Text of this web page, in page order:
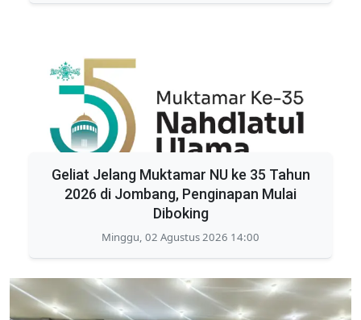
Geliat Jelang Muktamar NU ke 35 Tahun
2026 di Jombang, Penginapan Mulai
Diboking
Minggu, 02 Agustus 2026 14:00